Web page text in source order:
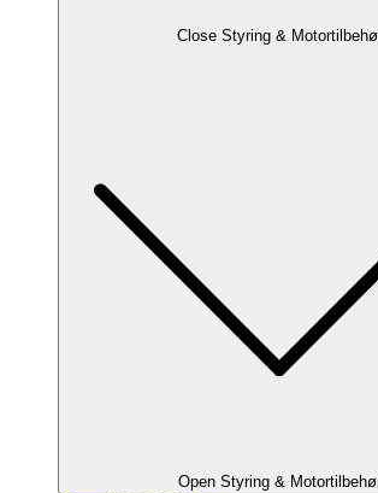
Close Styring &
Open Styring &